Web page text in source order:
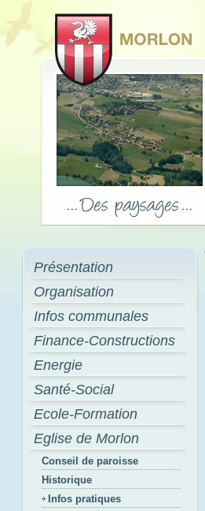
Présentation
Organisation
Infos communales
Finance-Constructions
Energie
Santé-Social
Ecole-Formation
Eglise de Morlon
Conseil de paroisse
Historique
Infos pratiques